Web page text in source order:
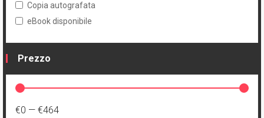
Copia autografata
eBook disponibile
Prezzo
€0 — €464